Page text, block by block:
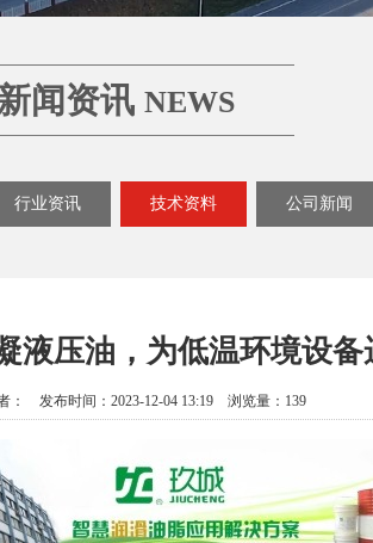
新闻资讯 NEWS
行业资讯 技术资料 公司新闻
液压油，为低温环境设备
： 发布时间：2023-12-04 13:19 浏览量：139